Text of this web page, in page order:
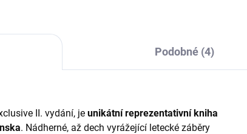
Podobné (4)
II. vydání, je unikátní reprezentativní kniha
. Nádherné, až dech vyrážející letecké záběry